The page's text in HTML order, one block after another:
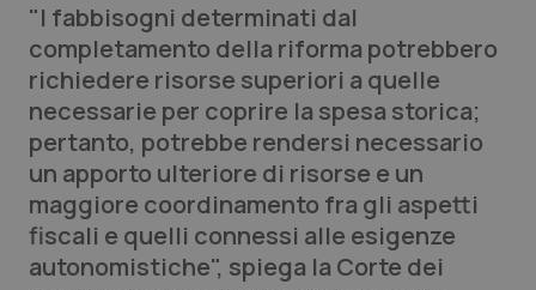
QS Pro
Professionisti Sanitari.AI
Abruzzo
Basilicata
QS Pro Gold
Artrite & artrosi
QS Club Newsletter
"I fabbisogni determinati dal
completamento della riforma potrebbero
richiedere risorse superiori a quelle
necessarie per coprire la spesa storica;
pertanto, potrebbe rendersi necessario
un apporto ulteriore di risorse e un
maggiore coordinamento fra gli aspetti
fiscali e quelli connessi alle esigenze
autonomistiche", spiega la Corte dei